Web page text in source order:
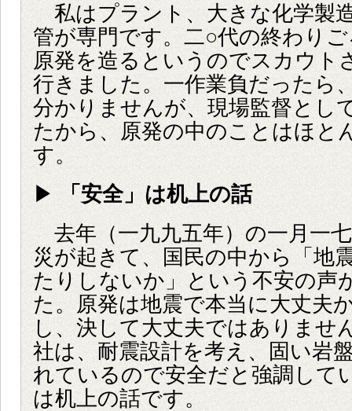
私はプラント、大きな化学製
管が専門です。二○代の終わり
原発を造るというのでスカウト
行きました。一作業負だったら
分かりませんが、現場監督とし
たから、原発の中のことはほと
す。
▶ 「安全」は机上の話
去年（一九九五年）の一月一
災が起きて、国民の中から「地
たりしないか」という不安の声
た。原発は地震で本当に大丈夫
し、決して大丈夫ではありませ
社は、耐震設計を考え、固い岩
れているので安全だと強調して
は机上の話です。